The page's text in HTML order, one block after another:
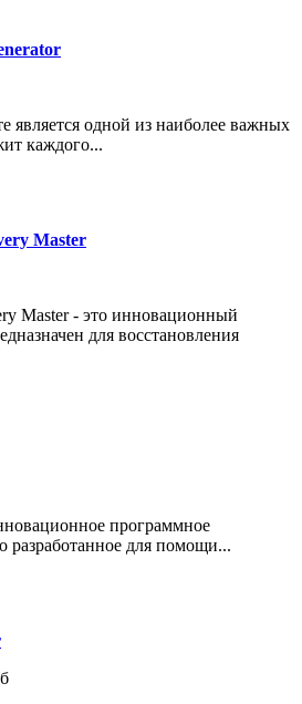
является одной из наиболее важных
каждого...
Master
Master - это инновационный
для восстановления
программное
разработанное для помощи...